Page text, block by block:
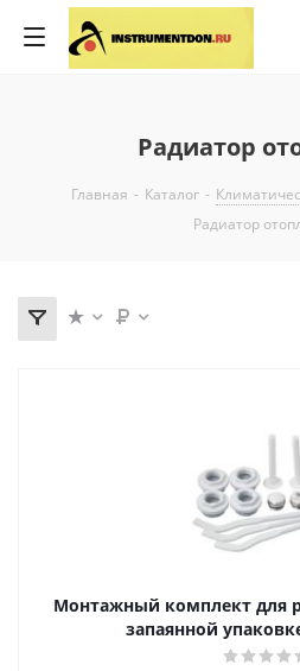
Радиатор
Главная - Каталог -
Радиатор
Монтажный комплект для
запаянной